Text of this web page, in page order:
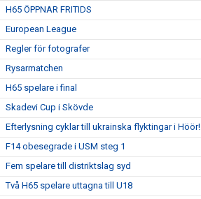
H65 ÖPPNAR FRITIDS
European League
Regler för fotografer
Rysarmatchen
H65 spelare i final
Skadevi Cup i Skövde
Efterlysning cyklar till ukrainska flyktingar i Höör!
F14 obesegrade i USM steg 1
Fem spelare till distriktslag syd
Två H65 spelare uttagna till U18